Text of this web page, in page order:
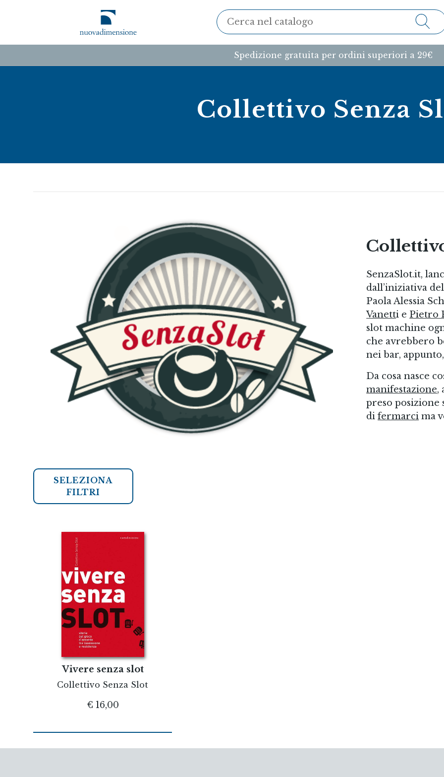
Spedizione gratuita per ordini superiori a 29€
Collettivo Senza
SenzaSlot.it,
dall’iniziativa del
Paola Alessia
Vanetti e Pietro
slot machine
che avrebbero
nei bar,
Da cosa nasce
manifestazione,
preso posizione
difermarci ma
SELEZIONA
FILTRI
Vivere senza slot
Collettivo Senza Slot
€ 16,00